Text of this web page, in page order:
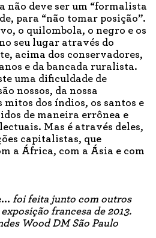
não deve ser um “formalista
para “não tomar posição”.
o quilombola, o negro e os
seu lugar através do
acima dos conservadores,
e da bancada ruralista.
uma dificuldade de
nossos, da nossa
mitos dos índios, os santos e
de maneira errônea e
Mas é através deles,
capitalistas, que
a África, com a Ásia e com
foi feita junto com outros
francesa de 2013.
Wood DM São Paulo